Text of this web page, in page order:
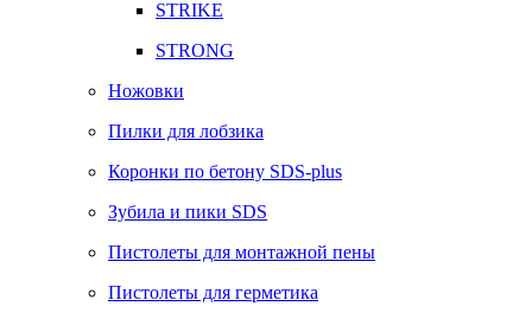
STRIKE
STRONG
Ножовки
Пилки для лобзика
Коронки по бетону SDS-plus
Зубила и пики SDS
Пистолеты для монтажной пены
Пистолеты для герметика